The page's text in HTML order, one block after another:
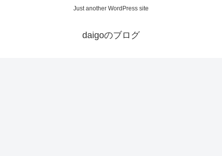
Just another WordPress site
daigoのブログ